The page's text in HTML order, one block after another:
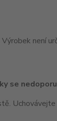
Výrobek není
se